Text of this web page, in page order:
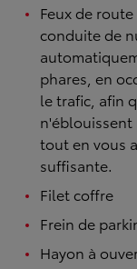
Feux de
conduite de
phares, en
le trafic, afin
n'éblouissent
tout en vous
suffisante.
Filet coffre
Frein de
Hayon à